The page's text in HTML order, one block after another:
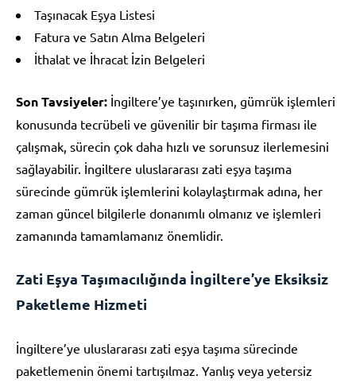
Taşınacak Eşya Listesi
Fatura ve Satın Alma Belgeleri
İthalat ve İhracat İzin Belgeleri
Son Tavsiyeler: İngiltere’ye taşınırken, gümrük işlemleri
konusunda tecrübeli ve güvenilir bir taşıma firması ile
çalışmak, sürecin çok daha hızlı ve sorunsuz ilerlemesini
sağlayabilir. İngiltere uluslararası zati eşya taşıma
sürecinde gümrük işlemlerini kolaylaştırmak adına, her
zaman güncel bilgilerle donanımlı olmanız ve işlemleri
zamanında tamamlamanız önemlidir.
Zati Eşya Taşımacılığında İngiltere’ye Eksiksiz
Paketleme Hizmeti
İngiltere’ye uluslararası zati eşya taşıma sürecinde
paketlemenin önemi tartışılmaz. Yanlış veya yetersiz